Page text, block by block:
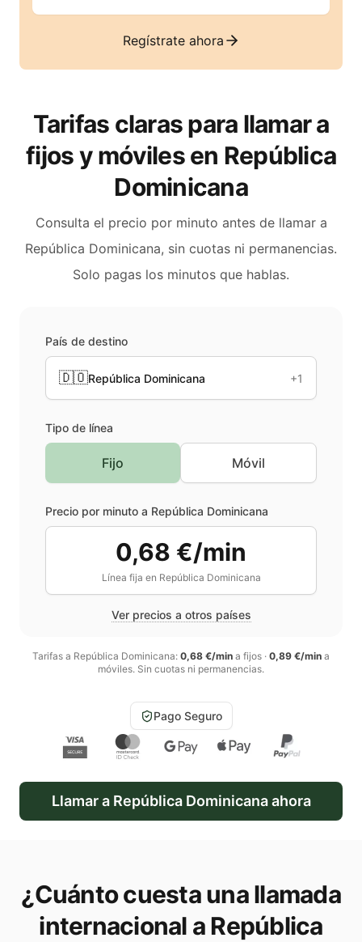
Regístrate ahora
Tarifas claras para llamar a
fijos y móviles en República
Dominicana
Consulta el precio por minuto antes de llamar a
República Dominicana, sin cuotas ni permanencias.
Solo pagas los minutos que hablas.
País de destino
🇩🇴República Dominicana +1
Tipo de línea
Fijo Móvil
Precio por minuto a República Dominicana
0,68 €/min
Línea fija en República Dominicana
Ver precios a otros países
Tarifas a República Dominicana: 0,68 €/min a fijos · 0,89 €/min a
móviles. Sin cuotas ni permanencias.
Pago Seguro
Llamar a República Dominicanaahora
¿Cuánto cuesta una llamada
internacional aRepública